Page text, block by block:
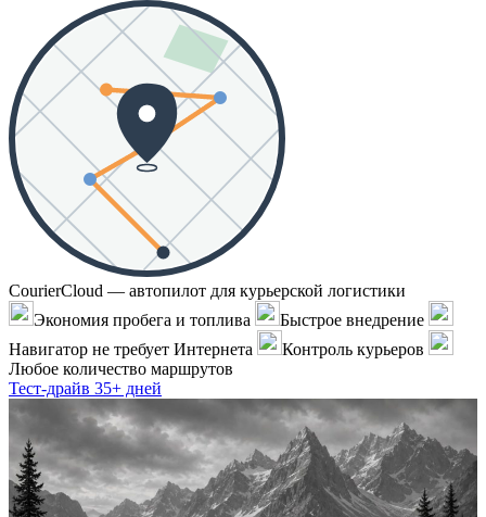
CourierCloud — автопилот для курьерской логистики
Экономия пробега и топлива
Быстрое внедрение
Навигатор не требует Интернета
Контроль курьеров
Любое количество маршрутов
Тест-драйв 35+ дней